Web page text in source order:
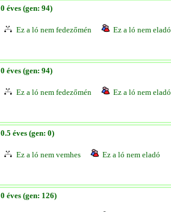
0 éves (gen: 94)
Ez a ló nem fedezőmén Ez a ló nem eladó
0 éves (gen: 94)
Ez a ló nem fedezőmén Ez a ló nem eladó
0.5 éves (gen: 0)
Ez a ló nem vemhes Ez a ló nem eladó
0 éves (gen: 126)